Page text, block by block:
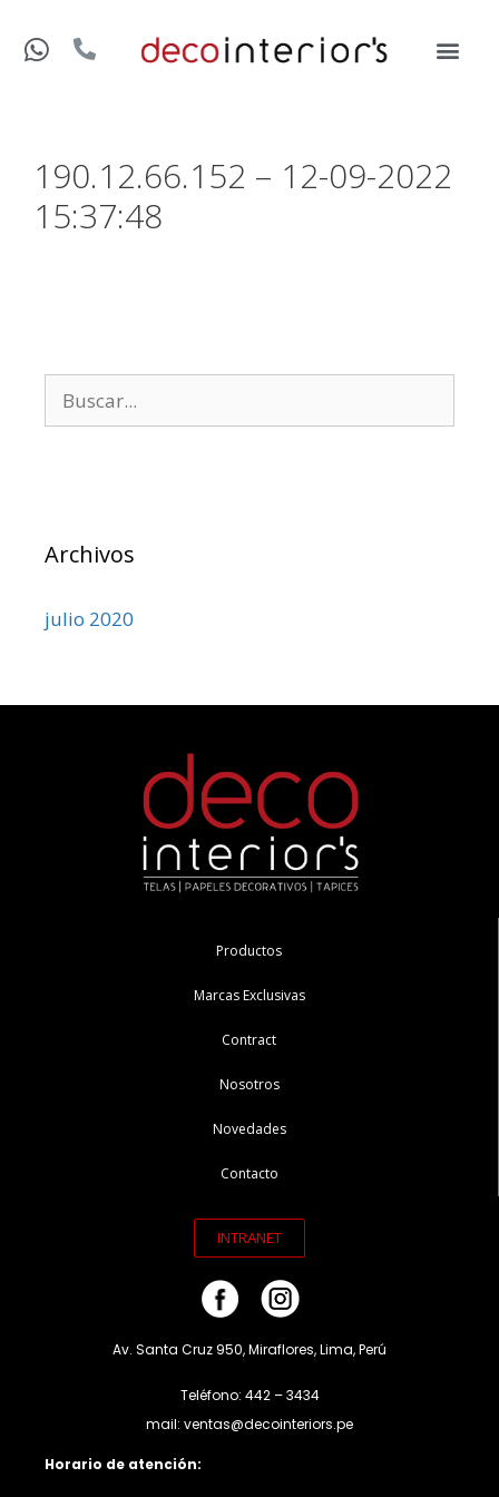
190.12.66.152 – 12-09-2022
15:37:48
Archivos
julio 2020
Productos
Marcas Exclusivas
Contract
Nosotros
Novedades
Contacto
INTRANET
Av. Santa Cruz 950, Miraflores, Lima, Perú
Teléfono: 442 – 3434
mail: ventas@decointeriors.pe
Horario de atención: